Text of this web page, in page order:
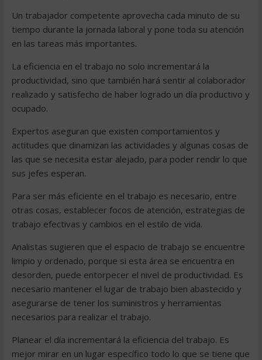
Un trabajador competente aprovecha cada minuto de su
tiempo durante la jornada laboral y pone toda su atención
en las tareas más importantes.
La eficiencia en el trabajo no solo incrementará la
productividad, sino que también hará sentir al colaborador
realizado y satisfecho de haber logrado un día productivo y
ocupado.
Expertos aseguran que existen comportamientos y
actitudes que dinamizan las actividades y algunas cosas de
las que se necesita estar alejado, para poder rendir lo que
sus jefes esperan.
Para ser más eficiente en el trabajo es necesario, entre
otras cosas, establecer focos de atención, estrategias de
trabajo efectivas y cambios en el estilo de vida.
Analistas sugieren que el espacio de trabajo se encuentre
limpio y ordenado, porque si esta área se encuentra en
desorden, puede entorpecer el nivel de productividad. Es
necesario mantener el lugar de trabajo bien abastecido y
asegurarse de tener los suministros y herramientas
necesarios para realizar el trabajo.
Planear el día incrementará la eficiencia del trabajo. Es
mejor mirar en un lugar específico todo lo que se tiene que